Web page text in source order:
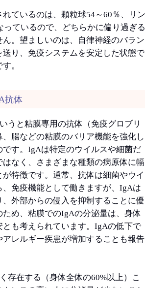
ているのは、顆粒球54～60％、リ
っているので、どちらかに偏り過ぎ
。望ましいのは、自律神経のバラン
送り、免疫システムを安定した状態で
。
抗体
うと粘膜専用の抗体（免疫グロブリ
、腸などの粘膜のバリア機能を強化し
です。IgAは特定のウイルスや細菌だ
はなく、さまざまな種類の病原体に幅
が特徴です。通常、抗体は細菌やウイ
、免疫機能として働きますが、IgAは
外部からの侵入を抑制することに優
ため、粘膜でのIgAの分泌量は、身体
とも考えられています。IgAの低下で
アレルギー疾患が増加することも報告
存在する（身体全体の60%以上）こ